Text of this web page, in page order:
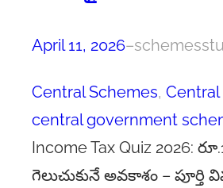
April 11, 2026–
Central Schemes,
central government
Income Tax Quiz 2026:
గెలుచుకునే అవకాశం –